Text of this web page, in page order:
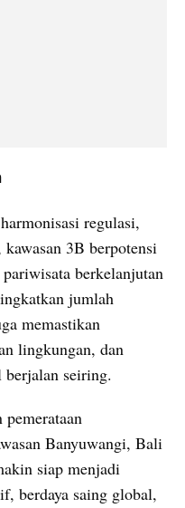
regulasi,
kawasan 3B berpotensi
berkelanjutan
jumlah
memastikan
lingkungan, dan
berjalan seiring.
Banyuwangi, Bali
siap menjadi
berdaya saing global,